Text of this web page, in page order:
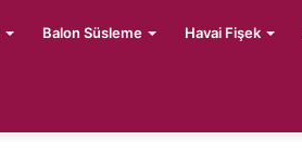
Balon Süsleme Havai Fişek